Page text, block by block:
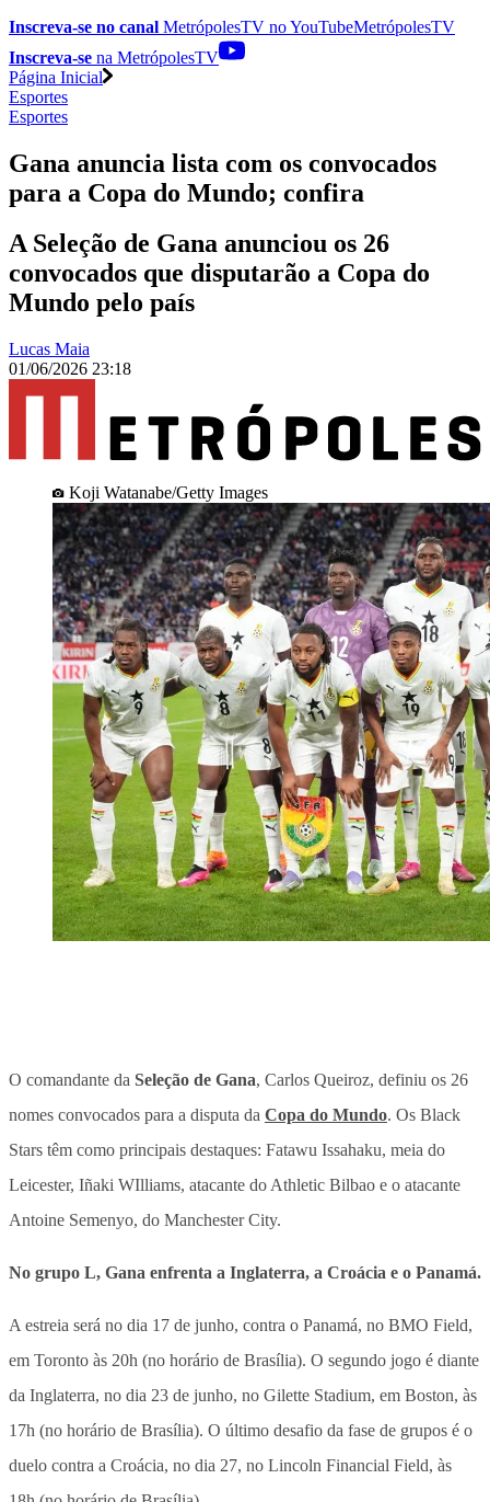
Inscreva-se no canal MetrópolesTV noYouTubeMetrópolesTV
Inscreva-se na MetrópolesTV
Página Inicial
Esportes
Esportes
Gana anuncia lista com os convocados
para a Copa do Mundo; confira
A Seleção de Gana anunciou os 26
convocados que disputarão a Copa do
Mundo pelo país
Lucas Maia
01/06/2026 23:18
Koji Watanabe/Getty Images
O comandante da Seleção de Gana, Carlos Queiroz, definiu os 26
nomes convocados para a disputa da Copa do Mundo. Os Black
Stars têm como principais destaques: Fatawu Issahaku, meia do
Leicester, Iñaki WIlliams, atacante do Athletic Bilbao e o atacante
Antoine Semenyo, do Manchester City.
No grupo L, Gana enfrenta a Inglaterra, a Croácia e o Panamá.
A estreia será no dia 17 de junho, contra o Panamá, no BMO Field,
em Toronto às 20h (no horário de Brasília). O segundo jogo é diante
da Inglaterra, no dia 23 de junho, no Gilette Stadium, em Boston, às
17h (no horário de Brasília). O último desafio da fase de grupos é o
duelo contra a Croácia, no dia 27, no Lincoln Financial Field, às